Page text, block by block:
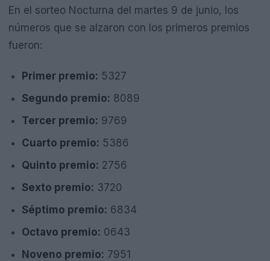
En el sorteo Nocturna del martes 9 de junio, los
números que se alzaron con los primeros premios
fueron:
Primer premio: 5327
Segundo premio: 8089
Tercer premio: 9769
Cuarto premio: 5386
Quinto premio: 2756
Sexto premio: 3720
Séptimo premio: 6834
Octavo premio: 0643
Noveno premio: 7951